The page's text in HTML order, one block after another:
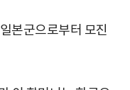
본군으로부터 모진